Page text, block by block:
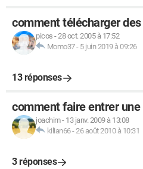
comment télécharger
picos -28 oct. 2005 à 17:52
Momo37- 5 juin 2019 à 09:26
13 réponses
comment faire entrer
joachim- 13 janv. 2009 à 13:08
kilian66-26 août 2010 à 10:31
3 réponses